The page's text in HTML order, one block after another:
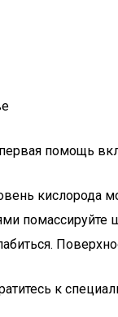
помощь
кислорода
помассируйте
к